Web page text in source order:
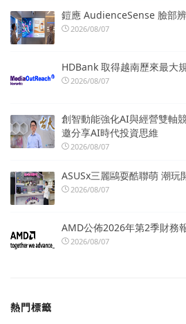
鎧應 AudienceSense 臉部
2026/08/07
HDBank 取得越南歷來最大
2026/08/07
創智動能強化AI與經營雙軸
邀分享AI時代投資思維
2026/08/07
ASUSx三麗鷗耍酷聯萌 潮玩
2026/08/07
AMD公佈2026年第2季財務
2026/08/07
熱門標籤